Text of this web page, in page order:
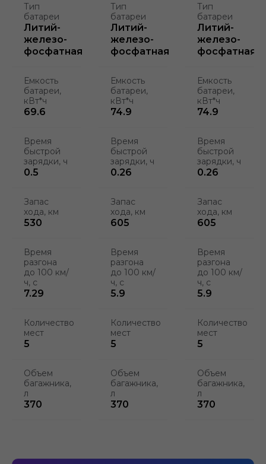
Тип
батареи
Литий-
железо-
фосфатная
Емкость
батареи,
кВт*ч
69.6
Время
быстрой
зарядки, ч
0.5
Запас
хода, км
530
Время
разгона
до 100 км/
ч, с
7.29
Количество
мест
5
Объем
багажника,
л
370
Тип
батареи
Литий-
железо-
фосфатная
Емкость
батареи,
кВт*ч
74.9
Время
быстрой
зарядки, ч
0.26
Запас
хода, км
605
Время
разгона
до 100 км/
ч, с
5.9
Количество
мест
5
Объем
багажника,
л
370
Тип
батареи
Литий-
железо-
фосфатная
Емкость
батареи,
кВт*ч
74.9
Время
быстрой
зарядки, ч
0.26
Запас
хода, км
605
Время
разгона
до 100 км/
ч, с
5.9
Количество
мест
5
Объем
багажника,
л
370